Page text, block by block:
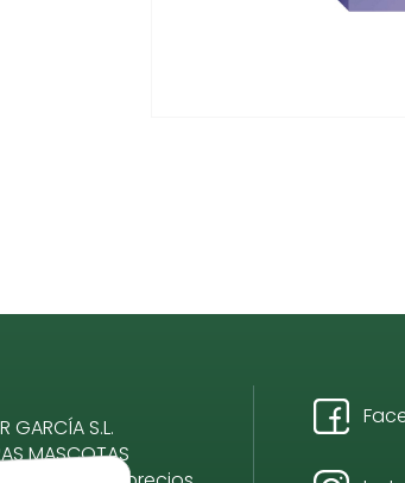
GARCÍA S.L.
MASCOTAS